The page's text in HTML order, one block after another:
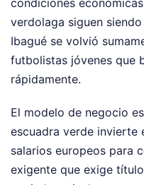
condiciones
verdolaga siguen
Ibagué se volvió
futbolistas jóvenes que
rápidamente.
El modelo de negocio
escuadra verde invierte
salarios europeos para
exigente que exige